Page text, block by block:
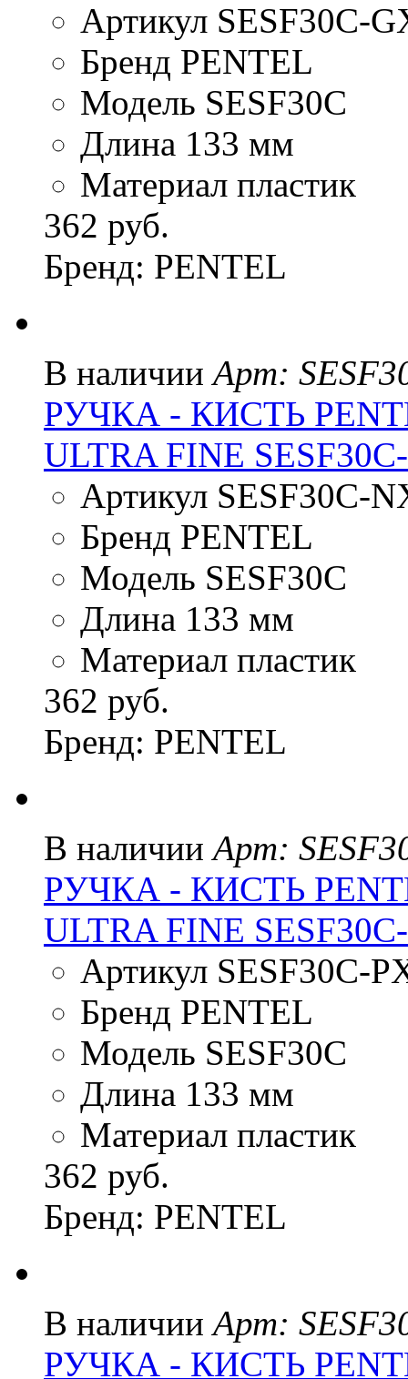
Артикул SESF30C-
Бренд PENTEL
Модель SESF30C
Длина 133 мм
Материал пластик
362 руб.
Бренд: PENTEL
В наличии Арт:
РУЧКА - КИСТЬ
ULTRA FINE
Артикул SESF30C-
Бренд PENTEL
Модель SESF30C
Длина 133 мм
Материал пластик
362 руб.
Бренд: PENTEL
В наличии Арт:
РУЧКА - КИСТЬ
ULTRA FINE
Артикул SESF30C-
Бренд PENTEL
Модель SESF30C
Длина 133 мм
Материал пластик
362 руб.
Бренд: PENTEL
В наличии Арт:
РУЧКА - КИСТЬ